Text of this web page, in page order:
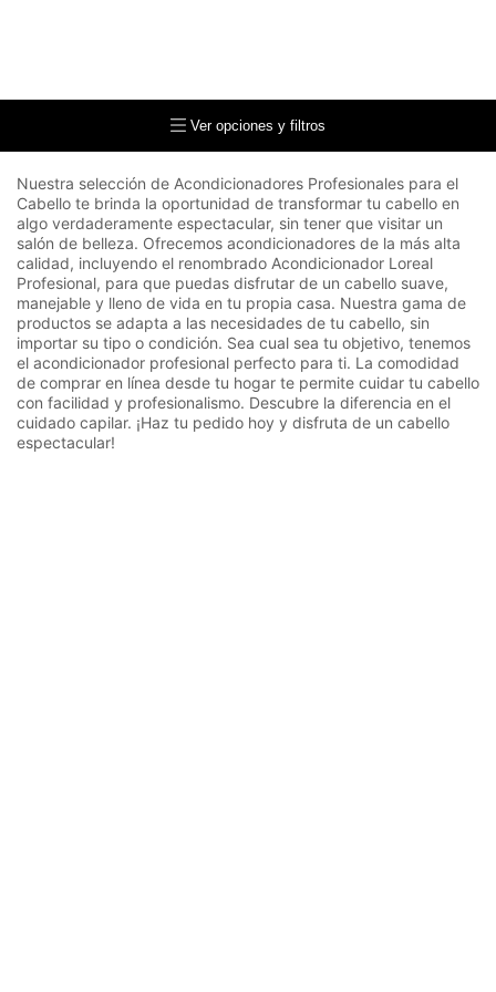
Ver opciones y filtros
Nuestra selección de Acondicionadores Profesionales para el
Cabello te brinda la oportunidad de transformar tu cabello en
algo verdaderamente espectacular, sin tener que visitar un
salón de belleza. Ofrecemos acondicionadores de la más alta
calidad, incluyendo el renombrado Acondicionador Loreal
Profesional, para que puedas disfrutar de un cabello suave,
manejable y lleno de vida en tu propia casa. Nuestra gama de
productos se adapta a las necesidades de tu cabello, sin
importar su tipo o condición. Sea cual sea tu objetivo, tenemos
el acondicionador profesional perfecto para ti. La comodidad
de comprar en línea desde tu hogar te permite cuidar tu cabello
con facilidad y profesionalismo. Descubre la diferencia en el
cuidado capilar. ¡Haz tu pedido hoy y disfruta de un cabello
espectacular!